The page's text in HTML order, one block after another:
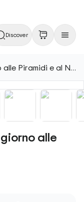
Discover
Da Porto Said: tour di un giorno alle Piramidi e al Nilo
alle